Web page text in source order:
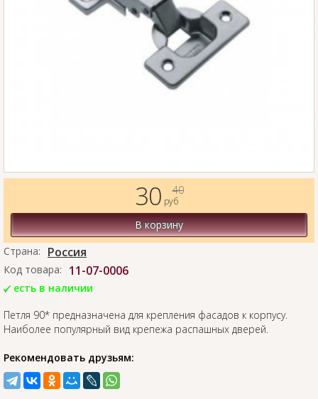
30 40
руб
В корзину
Страна:
Россия
Код товара: 11-07-0006
есть в наличии
Петля 90* предназначена для крепления фасадов к корпусу.
Наиболее популярный вид крепежа распашных дверей.
Рекомендовать друзьям: